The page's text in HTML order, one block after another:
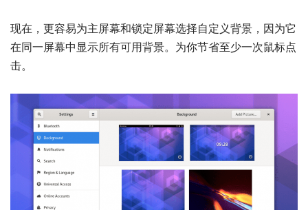
现在，更容易为主屏幕和锁定屏幕选择自定义背景，因为它
在同一屏幕中显示所有可用背景。为你节省至少一次鼠标点
击。